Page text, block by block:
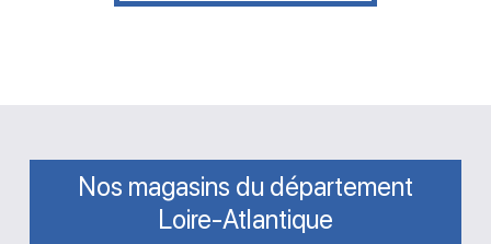
Nos magasins du département
Loire-Atlantique